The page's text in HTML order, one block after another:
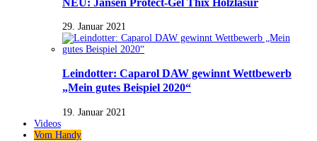
29. Januar 2021
Leindotter: Caparol DAW gewinnt Wettbewerb
„Mein gutes Beispiel 2020“
19. Januar 2021
Videos
Vom Handy